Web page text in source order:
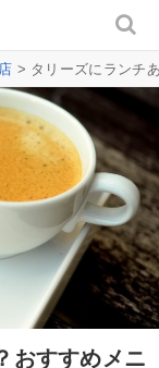
> タリーズにランチ
おすすめメニ